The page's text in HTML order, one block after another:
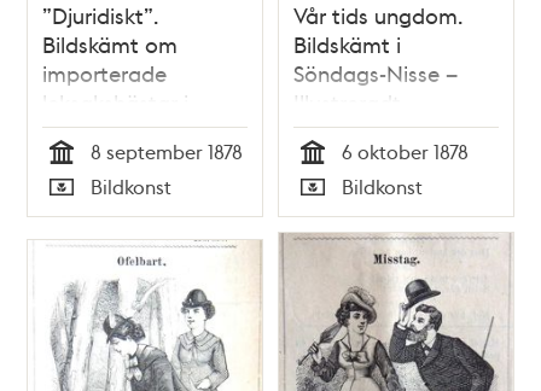
”Djuridiskt”.
Bildskämt om
importerade
leksakshästar i
Söndags-Nisse –
Illustreradt
Veckoblad för
Skämt, Humor och
Satir nr 36, den 8
september 1878
Tid
8 september 1878
Typ
Bildkonst
Vår tids ungdom.
Bildskämt i
Söndags-Nisse –
Illustreradt
Veckoblad för
Skämt, Humor och
Satir, nr 40, den 6
oktober 1878
Tid
6 oktober 1878
Typ
Bildkonst